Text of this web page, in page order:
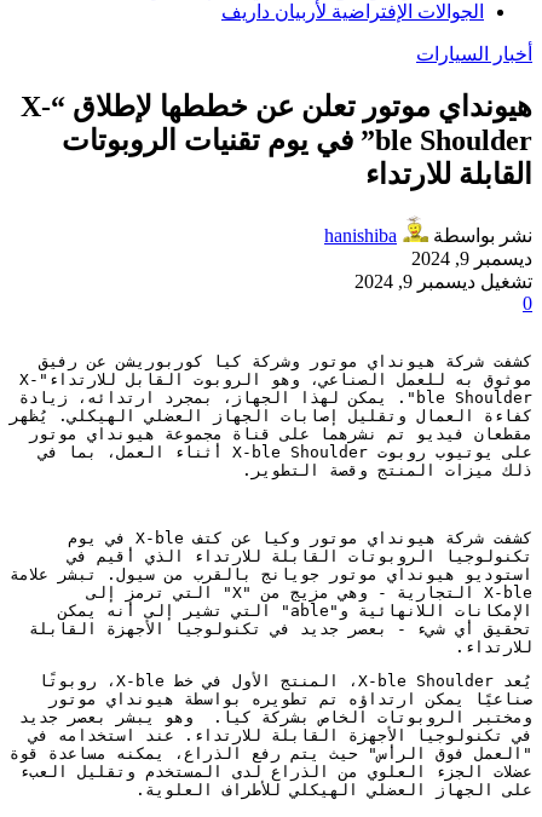
الجوالات الإفتراضية لأربيان داريف
أخبار السيارات
هيونداي موتور تعلن عن خططها لإطلاق “X-
ble Shoulder” في يوم تقنيات الروبوتات
القابلة للارتداء
نشر بواسطة
hanishiba
ديسمبر 9, 2024
تشغيل ديسمبر 9, 2024
0
موثوق به للعمل الصناعي، وهو الروبوت القابل للارتداء"X-
على يوتيوب روبوت X-ble Shoulder أثناء العمل، بما في
ذلك ميزات المنتج وقصة التطوير.
تكنولوجيا الروبوتات القابلة للارتداء الذي أقيم في
X-ble التجارية - وهي مزيج من "X" التي ترمز إلى
للارتداء.
في تكنولوجيا الأجهزة القابلة للارتداء. عند استخدامه في
على الجهاز العضلي الهيكلي للأطراف العلوية.